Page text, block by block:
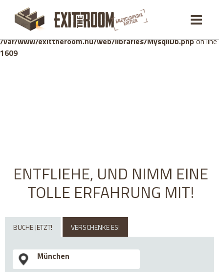
Warning: mysqli_stmt::bind_param(): Number of variables
doesn't match number of parameters in prepared statement in
/var/www/exittheroom.hu/web/libraries/MysqliDb.phpon line
1609
ENTFLIEHE, UND NIMM EINE
TOLLE ERFAHRUNG MIT!
BUCHE JETZT! VERSCHENKE ES!